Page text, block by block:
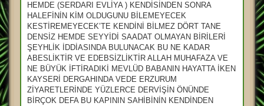
HEMDE (SERDARI EVLİYA ) KENDİSİNDEN SONRA
HALEFİNİN KİM OLDUGUNU BİLEMEYECEK
KESTİREMEYECEK’TE KENDİNİ BİLMEZ DÖRT TANE
DENSİZ HEMDE SEYYİDİ SAADAT OLMAYAN BİRİLERİ
ŞEYHLİK İDDİASINDA BULUNACAK BU NE KADAR
ABESLİKTİR VE EDEBSİZLİKTİR ALLAH MUHAFAZA VE
NE BÜYÜK İFTİRADIKİ MEVLÜD BABANIN HAYATTA İKEN
KAYSERİ DERGAHINDA VEDE ERZURUM
ZİYARETLERİNDE YÜZLERCE DERVİŞİN ÖNÜNDE
BİRÇOK DEFA BU KAPININ SAHİBİNİN KENDİNDEN